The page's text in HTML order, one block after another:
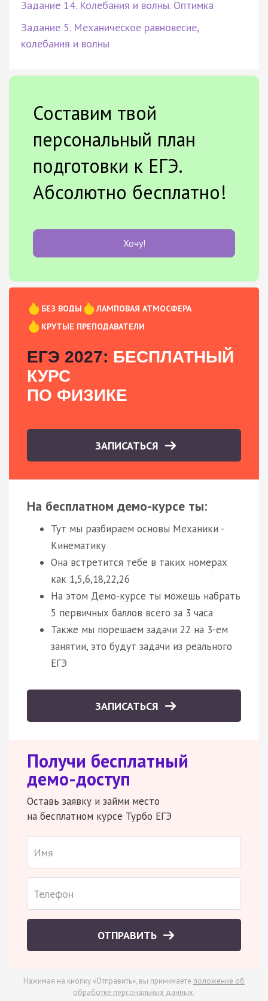
Задание 14. Колебания и волны. Оптимка
Задание 5. Механическое равновесие,
колебания и волны
Составим твой
персональный план
подготовки к ЕГЭ.
Абсолютно бесплатно!
Хочу!
БЕЗ ВОДЫ
ЛАМПОВАЯ АТМОСФЕРА
КРУТЫЕ ПРЕПОДАВАТЕЛИ
ЕГЭ 2027: БЕСПЛАТНЫЙ
КУРС
ПО ФИЗИКЕ
ЗАПИСАТЬСЯ
На бесплатном демо-курсе ты:
Тут мы разбираем основы Механики -
Кинематику
Она встретится тебе в таких номерах
как 1,5,6,18,22,26
На этом Демо-курсе ты можешь набрать
5 первичных баллов всего за 3 часа
Также мы порешаем задачи 22 на 3-ем
занятии, это будут задачи из реального
ЕГЭ
ЗАПИСАТЬСЯ
Получи бесплатный
демо-доступ
Оставь заявку и займи место
на бесплатном курсе Турбо ЕГЭ
ОТПРАВИТЬ
Нажимая на кнопку «Отправить», вы принимаете положение об
обработке персональных данных.